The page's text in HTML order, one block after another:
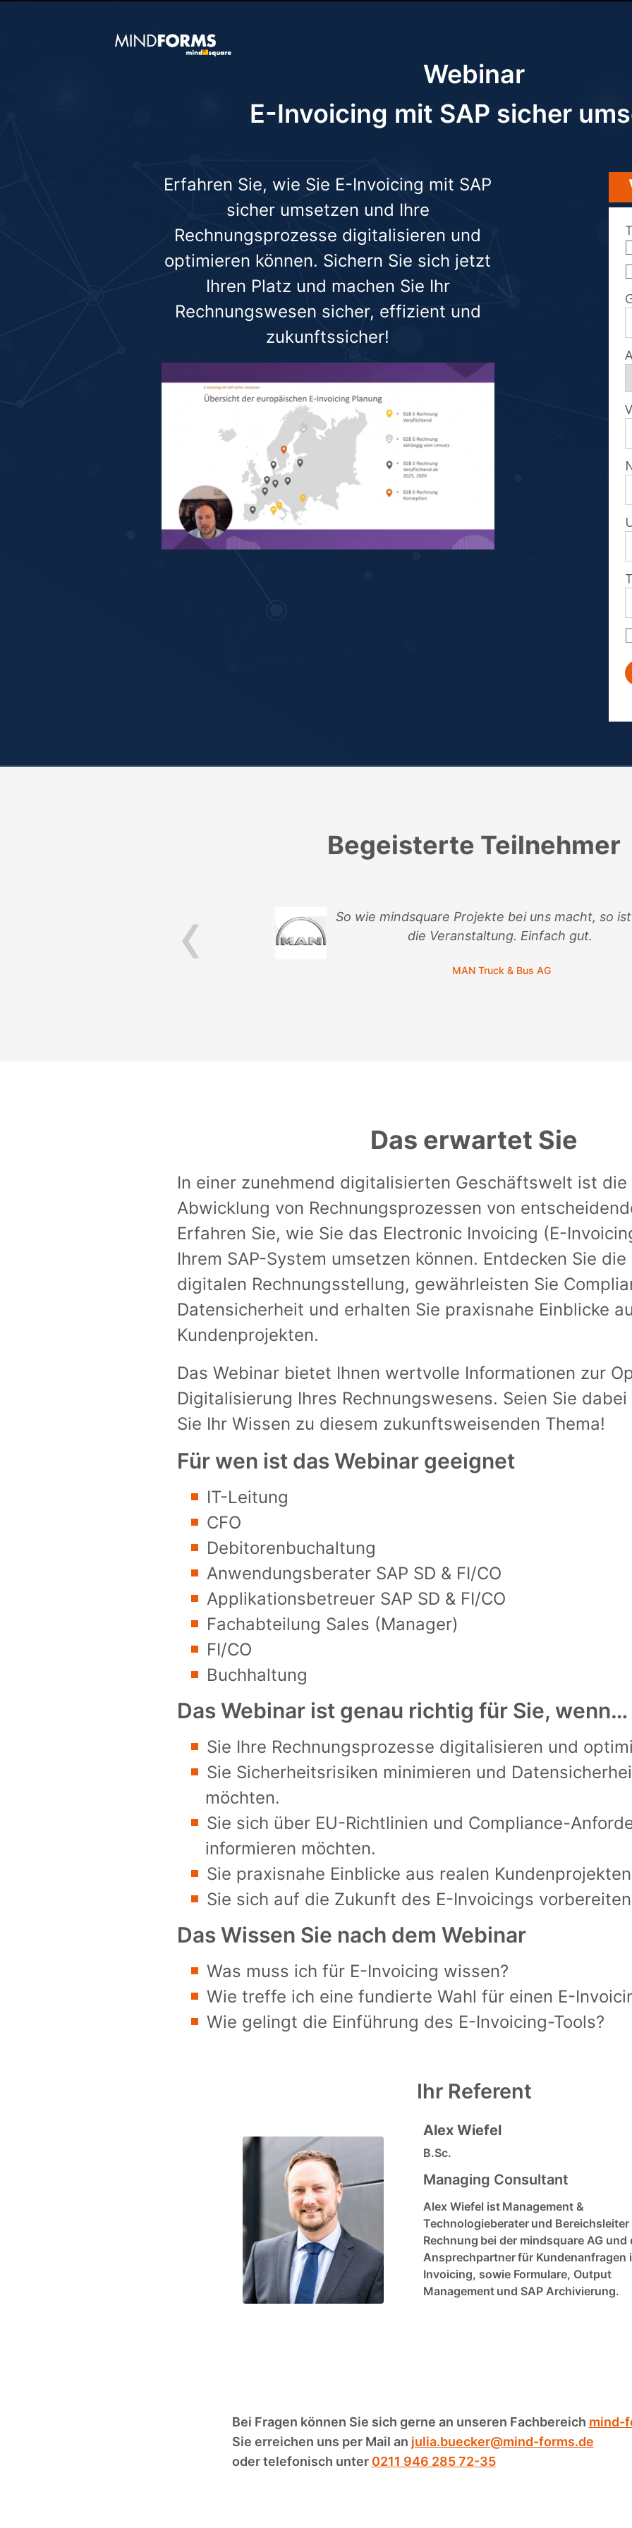
Webinar
E-Invoicing mit SAP sicher
Erfahren Sie, wie Sie E-Invoicing mit SAP
sicher umsetzen und Ihre
Rechnungsprozesse digitalisieren und
optimieren können. Sichern Sie sich jetzt
Ihren Platz und machen Sie Ihr
Rechnungswesen sicher, effizient und
zukunftssicher!
Begeisterte Teilnehmer
‹
Die Vorträge waren alle sehr gut und haben
tieferen Einblick in die jeweiligen Module
HAVI Logistics GmbH
Das erwartet Sie
In einer zunehmend digitalisierten Geschäftswelt ist die
Abwicklung von Rechnungsprozessen von
Erfahren Sie, wie Sie das Electronic Invoicing (E-
Ihrem SAP-System umsetzen können. Entdecken Sie
digitalen Rechnungsstellung, gewährleisten Sie
Datensicherheit und erhalten Sie praxisnahe Einblicke
Kundenprojekten.
Das Webinar bietet Ihnen wertvolle Informationen zur
Digitalisierung Ihres Rechnungswesens. Seien Sie
Sie Ihr Wissen zu diesem zukunftsweisenden Thema!
Für wen ist das Webinar geeignet
IT-Leitung
CFO
Debitorenbuchaltung
Anwendungsberater SAP SD & FI/CO
Applikationsbetreuer SAP SD & FI/CO
Fachabteilung Sales (Manager)
FI/CO
Buchhaltung
Das Webinar ist genau richtig für Sie, wenn…
Sie Ihre Rechnungsprozesse digitalisieren und
Sie Sicherheitsrisiken minimieren und
möchten.
Sie sich über EU-Richtlinien und Compliance-
informieren möchten.
Sie praxisnahe Einblicke aus realen
Sie sich auf die Zukunft des E-Invoicings
Das Wissen Sie nach dem Webinar
Was muss ich für E-Invoicing wissen?
Wie treffe ich eine fundierte Wahl für einen E-
Wie gelingt die Einführung des E-Invoicing-Tools?
Ihr Referent
Alex Wiefel
B.Sc.
Managing Consultant
Alex Wiefel ist Management &
Technologieberater und Bereichsleiter
Rechnung bei der mindsquare AG und
Ansprechpartner für Kundenanfragen
Invoicing, sowie Formulare, Output
Management und SAP Archivierung.
Bei Fragen können Sie sich gerne an unseren Fachbereich mind-
Sie erreichen uns per Mail an julia.buecker@mind-forms.de
oder telefonisch unter 0211 946 285 72-35